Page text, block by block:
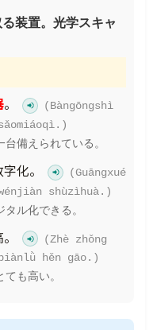
装置。光学スキャ
。
(Bàngōngshì
備えられている。
化。
(Guāngxué
shùzìhuà.)
ル化できる。
(Zhè zhǒng
hěn gāo.)
も高い。